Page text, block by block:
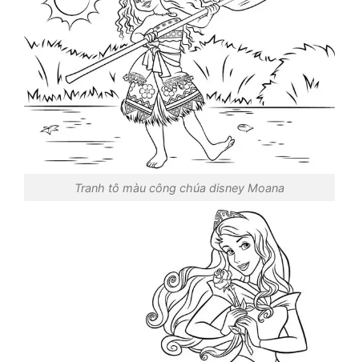
Tranh tô màu công chúa disney Moana